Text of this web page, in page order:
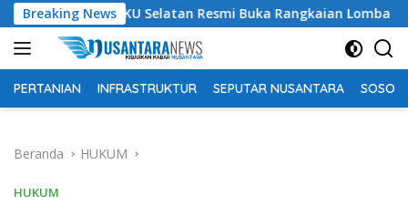
Langsung
ke
konten
Breaking News
OKU Selatan Resmi Buka Rangkaian Lomba Peringatan
PERTANIAN INFRASTRUKTUR SEPUTAR NUSANTARA SOSOK
Beranda HUKUM
HUKUM